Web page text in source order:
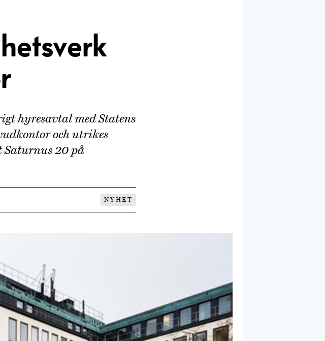
hyresavtal med Statens
och utrikes
20 på
NYHET